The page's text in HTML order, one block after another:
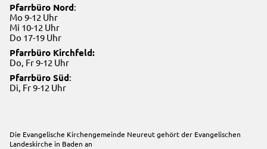
Pfarrbüro Nord:
Mo 9-12 Uhr
Mi 10-12 Uhr
Do 17-19 Uhr
Pfarrbüro Kirchfeld:
Do, Fr 9-12 Uhr
Pfarrbüro Süd:
Di, Fr 9-12 Uhr
Die Evangelische Kirchengemeinde Neureut gehört der Evangelischen
Landeskirche in Baden an